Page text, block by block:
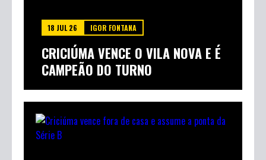
18 JUL 26 IGOR FONTANA
CRICIÚMA VENCE O VILA NOVA E É
CAMPEÃO DO TURNO